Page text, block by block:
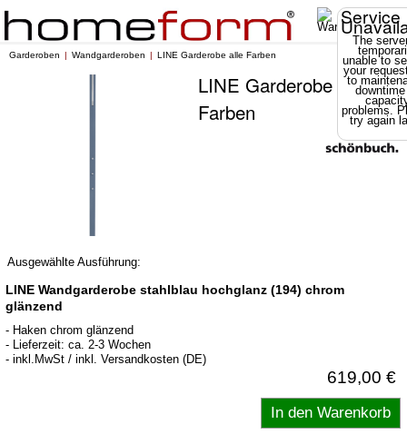
Service
The
unable to
your
to
problems.
try again
Garderoben Wandgarderoben LINE Garderobe alle Farben
LINE Garderobe alle
Farben
Ausgewählte Ausführung:
LINE Wandgarderobe stahlblau hochglanz (194) chrom
glänzend
- Haken chrom glänzend
- Lieferzeit: ca. 2-3 Wochen
- inkl.MwSt / inkl. Versandkosten (DE)
619,00 €